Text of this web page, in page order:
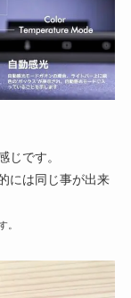
じです。
には同じ事が出来
。